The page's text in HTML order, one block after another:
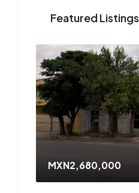
Featured Listings
MXN2,680,000